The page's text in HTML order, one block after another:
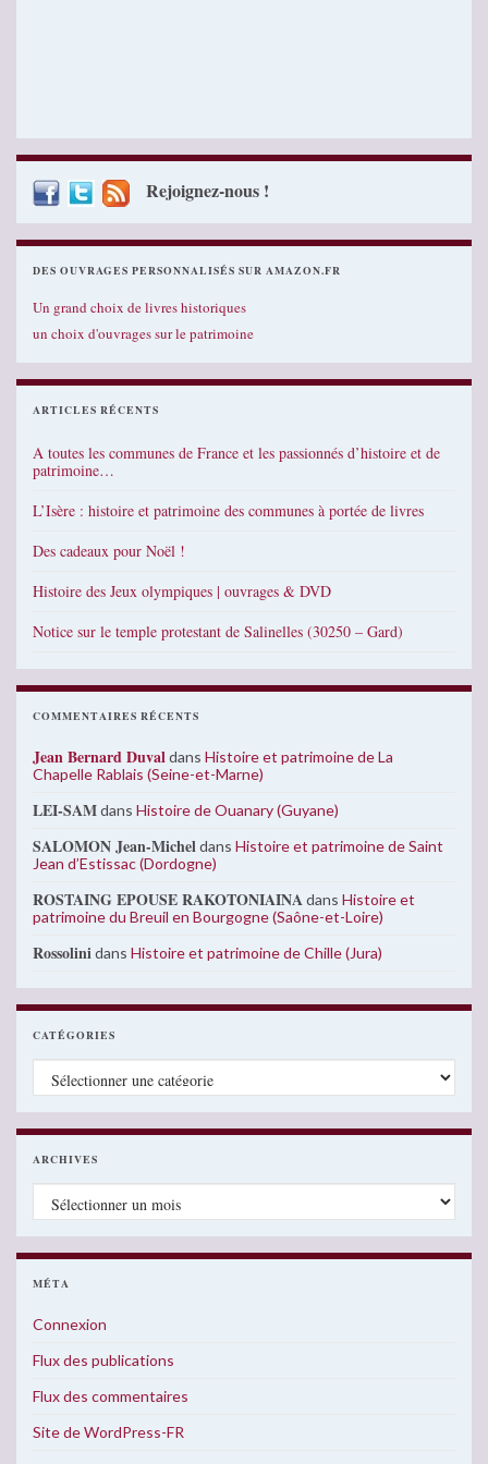
Rejoignez-nous !
DES OUVRAGES PERSONNALISÉS SUR AMAZON.FR
Un grand choix de livres historiques
un choix d'ouvrages sur le patrimoine
ARTICLES RÉCENTS
A toutes les communes de France et les passionnés d’histoire et de
patrimoine…
L’Isère : histoire et patrimoine des communes à portée de livres
Des cadeaux pour Noël !
Histoire des Jeux olympiques | ouvrages & DVD
Notice sur le temple protestant de Salinelles (30250 – Gard)
COMMENTAIRES RÉCENTS
Jean Bernard Duvaldans Histoire et patrimoine de La
Chapelle Rablais (Seine-et-Marne)
LEI-SAMdans Histoire de Ouanary (Guyane)
SALOMON Jean-Micheldans Histoire et patrimoine de Saint
Jean d’Estissac (Dordogne)
ROSTAING EPOUSE RAKOTONIAINAdans Histoire et
patrimoine du Breuil en Bourgogne (Saône-et-Loire)
Rossolinidans Histoire et patrimoine de Chille (Jura)
CATÉGORIES
Catégories
ARCHIVES
Archives
MÉTA
Connexion
Flux des publications
Flux des commentaires
Site de WordPress-FR